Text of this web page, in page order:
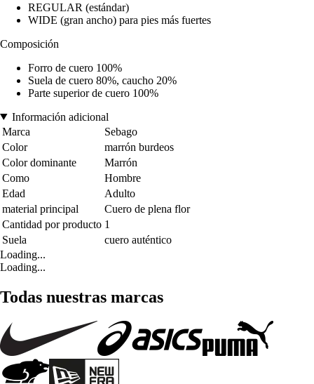
REGULAR (estándar)
WIDE (gran ancho) para pies más fuertes
Composición
Forro de cuero 100%
Suela de cuero 80%, caucho 20%
Parte superior de cuero 100%
Información adicional
Marca
Sebago
Color
marrón burdeos
Color dominante
Marrón
Como
Hombre
Edad
Adulto
material principal
Cuero de plena flor
Cantidad por producto 1
Suela
cuero auténtico
Loading...
Loading...
Todas nuestras marcas